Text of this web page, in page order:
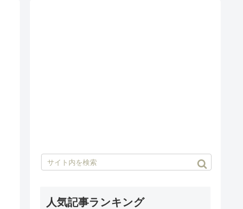
人気記事ランキング